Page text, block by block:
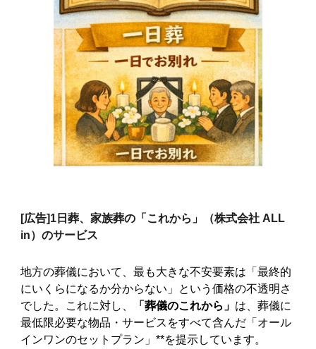
[広告]1日葬、家族葬の「これから」（株式会社 ALL
in）のサービス
地方の葬儀において、最も大きな不安要素は「最終的
にいくらになるか分からない」という価格の不透明さ
でした。これに対し、
「葬儀のこれから」 は、葬儀に
最低限必要な物品・サービスをすべて含んだ「オール
インワンのセットプラン」**を提示しています。